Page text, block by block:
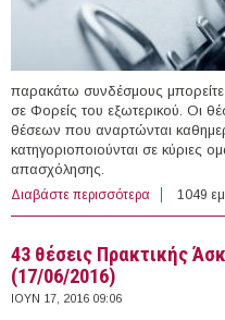
παρακάτω συνδέσμους μπορείτε
σε Φορείς του εξωτερικού. Οι
θέσεων που αναρτώνται
κατηγοριοποιούνται σε κύριες
απασχόλησης.
Διαβάστε περισσότερα για 22
(17/06/2016)
1049
43 θέσεις Πρακτικής
(17/06/2016)
ΙΟΥΝ 17, 2016 09:06